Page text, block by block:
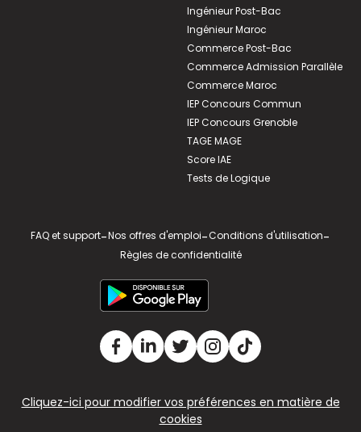
Ingénieur Post-Bac
Ingénieur Maroc
Commerce Post-Bac
Commerce Admission Parallèle
Commerce Maroc
IEP Concours Commun
IEP Concours Grenoble
TAGE MAGE
Score IAE
Tests de Logique
FAQ et support-Nos offres d'emploi-Conditions d'utilisation-
Règles de confidentialité
Cliquez-ici pour modifier vos préférences en matière de
cookies